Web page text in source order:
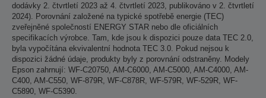
dodávky 2. čtvrtletí 2023 až 4. čtvrtletí 2023, publikováno v 2. čtvrtletí
2024). Porovnání založené na typické spotřebě energie (TEC)
zveřejněné společností ENERGY STAR nebo dle oficiálních
specifikacích výrobce. Tam, kde jsou k dispozici pouze data TEC 2.0,
byla vypočítána ekvivalentní hodnota TEC 3.0. Pokud nejsou k
dispozici žádné údaje, produkty byly z porovnání odstraněny. Modely
Epson zahrnují: WF-C20750, AM-C6000, AM-C5000, AM-C4000, AM-
C400, AM-C550, WF-879R, WF-C878R, WF-579R, WF-529R, WF-
C5890, WF-C5390.